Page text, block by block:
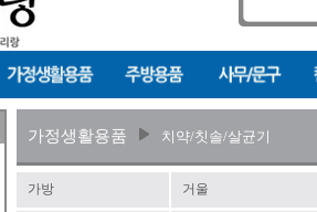
가정생활용품 치약/칫솔/살균기
가방 거울